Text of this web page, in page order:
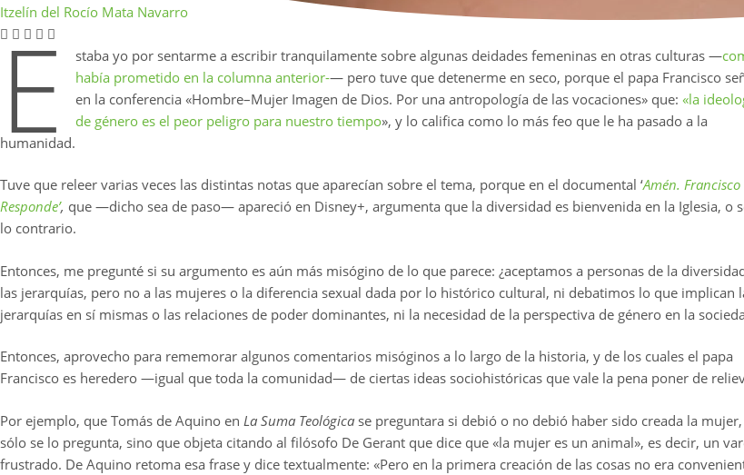
Itzelín del Rocío Mata Navarro
E staba yo por sentarme a escribir tranquilamente sobre algunas deidades femeninas en otras culturas —
había prometido en la columna anterior-— pero tuve que detenerme en seco, porque el papa Francisco
en la conferencia «Hombre–Mujer Imagen de Dios. Por una antropología de las vocaciones» que: «la
de género es el peor peligro para nuestro tiempo», y lo califica como lo más feo que le ha pasado a la
humanidad.
Tuve que releer varias veces las distintas notas que aparecían sobre el tema, porque en el documental ‘Amén. Francisco
Responde’, que —dicho sea de paso— apareció en Disney+, argumenta que la diversidad es bienvenida en la Iglesia, o
lo contrario.
Entonces, me pregunté si su argumento es aún más misógino de lo que parece: ¿aceptamos a personas de la
las jerarquías, pero no a las mujeres o la diferencia sexual dada por lo histórico cultural, ni debatimos lo que implican
jerarquías en sí mismas o las relaciones de poder dominantes, ni la necesidad de la perspectiva de género en la
Entonces, aprovecho para rememorar algunos comentarios misóginos a lo largo de la historia, y de los cuales el papa
Francisco es heredero —igual que toda la comunidad— de ciertas ideas sociohistóricas que vale la pena poner de
Por ejemplo, que Tomás de Aquino en La Suma Teológica se preguntara si debió o no debió haber sido creada la
sólo se lo pregunta, sino que objeta citando al filósofo De Gerant que dice que «la mujer es un animal», es decir, un
frustrado. De Aquino retoma esa frase y dice textualmente: «Pero en la primera creación de las cosas no era